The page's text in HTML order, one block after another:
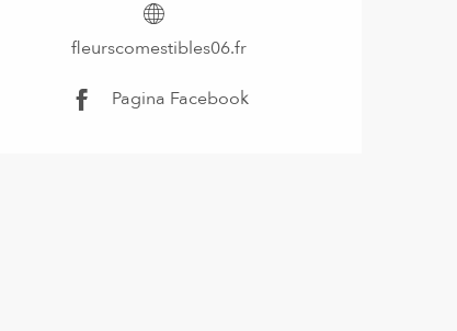
fleurscomestibles06.fr
Pagina Facebook